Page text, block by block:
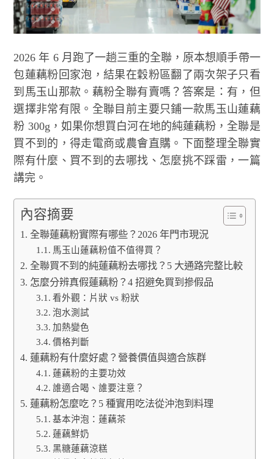
2026 年 6 月跑了一趟三重的全聯，原本想順手帶一
包蓮藕粉回家泡，結果在穀粉區翻了兩次架子只看
到馬玉山那款。藕粉全聯有賣嗎？答案是：有，但
選擇非常有限。全聯目前主要只鋪一款馬玉山蓮藕
粉 300g，如果你想買白河在地的純蓮藕粉，全聯是
買不到的，得走電商或農會直購。下面整理全聯實
際有什麼、買不到的去哪找、怎麼挑不踩雷，一篇
講完。
內容摘要
全聯蓮藕粉實際有哪些？2026 年門市現況
馬玉山蓮藕粉值不值得買？
全聯買不到的純蓮藕粉去哪找？5 大通路完整比較
怎麼分辨真假蓮藕粉？4 招避免買到摻假品
看外觀：片狀 vs 粉狀
泡水測試
加熱變色
價格判斷
蓮藕粉有什麼好處？營養價值與適合族群
蓮藕粉的主要功效
誰適合喝、誰要注意？
蓮藕粉怎麼吃？5 種實用吃法從沖泡到料理
基本沖泡：蓮藕茶
蓮藕鮮奶
黑糖蓮藕涼糕